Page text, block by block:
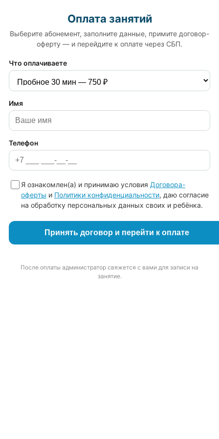
Оплата занятий
Выберите абонемент, заполните данные, примите договор-
оферту — и перейдите к оплате через СБП.
Что оплачиваете
Имя
Телефон
Я ознакомлен(а) и принимаю условия Договора-
оферты и Политики конфиденциальности, даю согласие
на обработку персональных данных своих и ребёнка.
Принять договор и перейти к оплате
После оплаты администратор свяжется с вами для записи на
занятие.